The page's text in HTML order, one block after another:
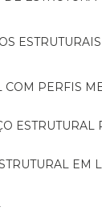
ESTRUTURAIS
COM PERFIS
ESTRUTURAL
EM